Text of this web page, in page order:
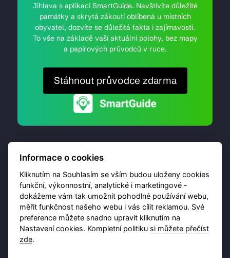
Jihlava s aplikací SmartGuide. Navštívíte důležité
památky a skrytá zákoutí oblíbená u místních
obyvatel, dozvíte se důležitá fakta i zajímavosti.
To vše na základě vaší aktuální polohy, bez mapy
a papírových průvodců v ruce.
Stáhnout průvodce zdarma
© 2026 Destinační portál provozujeBrána Jihlavy,
příspěvková organizace. Všechna práva vyhrazena.
Ochrana osobních údajů
Informace o cookies
Kliknutím na Souhlasím se vším budou uloženy cookies
funkční, výkonnostní, analytické i marketingové -
dokážeme vám tak umožnit pohodlné používání webu,
měřit funkčnost našeho webu i vás cílit reklamou. Své
preference můžete snadno upravit kliknutím na
Nastavení cookies. Kompletní politiku si můžete přečíst
zde.